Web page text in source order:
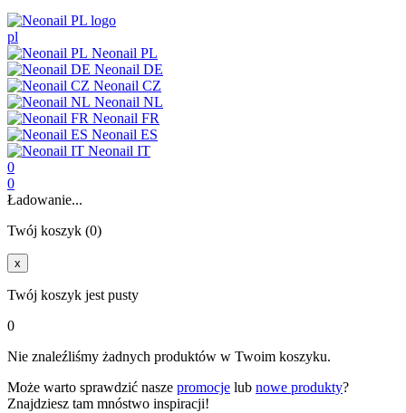
pl
Neonail PL
Neonail DE
Neonail CZ
Neonail NL
Neonail FR
Neonail ES
Neonail IT
0
0
Ładowanie...
Twój koszyk (0)
x
Twój koszyk jest pusty
0
Nie znaleźliśmy żadnych produktów w Twoim koszyku.
Może warto sprawdzić nasze promocje lub nowe produkty?
Znajdziesz tam mnóstwo inspiracji!